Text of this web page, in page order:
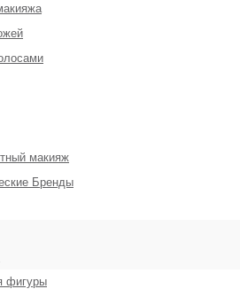
макияж
Бренды
фигуры